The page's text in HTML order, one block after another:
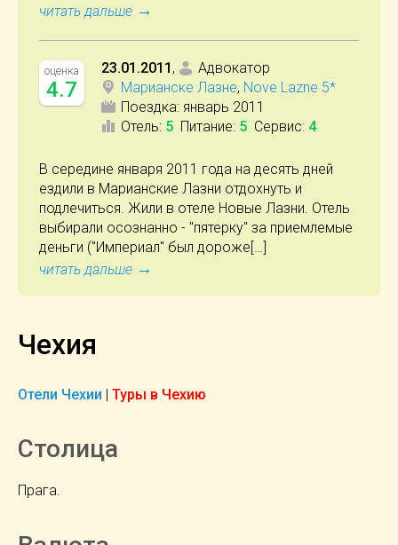
читать дальше →
оценка
4.7
23.01.2011 ,
Адвокатор
Марианске Лазне, Nove Lazne 5*
Поездка: январь 2011
Отель: 5 Питание: 5 Сервис: 4
В середине января 2011 года на десять дней
ездили в Марианские Лазни отдохнуть и
подлечиться. Жили в отеле Новые Лазни. Отель
выбирали осознанно - "пятерку" за приемлемые
деньги ("Империал" был дороже[…]
читать дальше →
Чехия
Отели Чехии | Туры в Чехию
Столица
Прага.